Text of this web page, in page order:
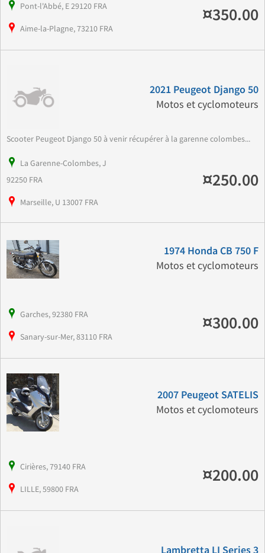
Pont-l'Abbé, E 29120 FRA
Aime-la-Plagne, 73210 FRA
¤350.00
2021 Peugeot Django 50
Motos et cyclomoteurs
Scooter Peugeot Django 50 à venir récupérer à la garenne colombes...
La Garenne-Colombes, J
92250 FRA
Marseille, U 13007 FRA
¤250.00
1974 Honda CB 750 F
Motos et cyclomoteurs
Garches, 92380 FRA
Sanary-sur-Mer, 83110 FRA
¤300.00
2007 Peugeot SATELIS
Motos et cyclomoteurs
Cirières, 79140 FRA
LILLE, 59800 FRA
¤200.00
Lambretta LI Series 3